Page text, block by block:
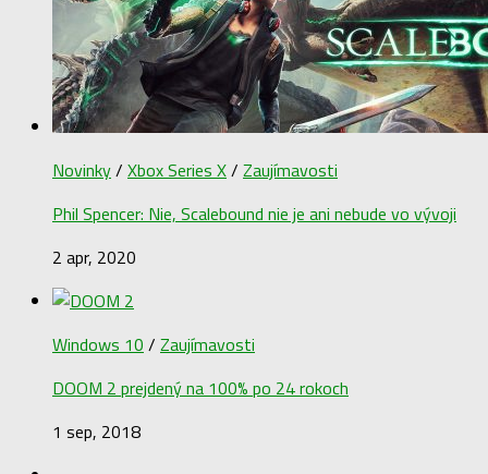
Novinky/ Xbox Series X/ Zaujímavosti
Phil Spencer: Nie, Scalebound nie je ani nebude vo vývoji
2 apr, 2020
Windows 10 / Zaujímavosti
DOOM 2 prejdený na 100% po 24 rokoch
1 sep, 2018